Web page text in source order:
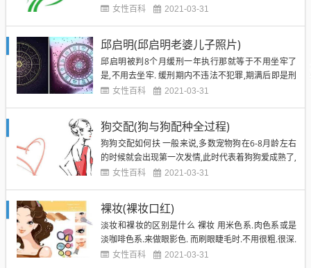
为什么? 第一、 你不懂经验 你不懂营销 你认为开个美
传费等.美甲的消费者一般是中高收入群体,所以建议
最...
女性百科 2021-03-31
邱启明(邱启明老婆儿子照片)
邱启明被判8个月缓刑一年执行那就等于不用坐牢了
是,不用去坐牢. 缓刑期内不违法不犯罪,期满后即是刑
满.简单说这个人安安分分在家呆着,一年后就不用去坐
明为什么离开央视? 邱启明在采访中透露,自己早前
在...
女性百科 2021-03-31
狗交配(狗与狗配种全过程)
狗狗交配如何扶 一般来说,多数宠物狗在6-8月龄左右
的时候就会出现第一次发情,此时代表着狗狗爱成熟了,
但是身体并为完全长成熟.因此第一次发情的狗狗并不
左右,此时代表着狗狗身体和爱都已经成熟,所以可以...
女性百科 2021-03-31
裸妆(裸妆口红)
淡妆和裸妆的区别是什么 裸妆 用米色系.肉色系或是
淡咖啡色系.来做眼影色. 而刷眼睫毛时.不用很粗.很深.
淡淡一两层即可. (说到这里你不要以为是淡妆.淡妆的
女性百科 2021-03-31